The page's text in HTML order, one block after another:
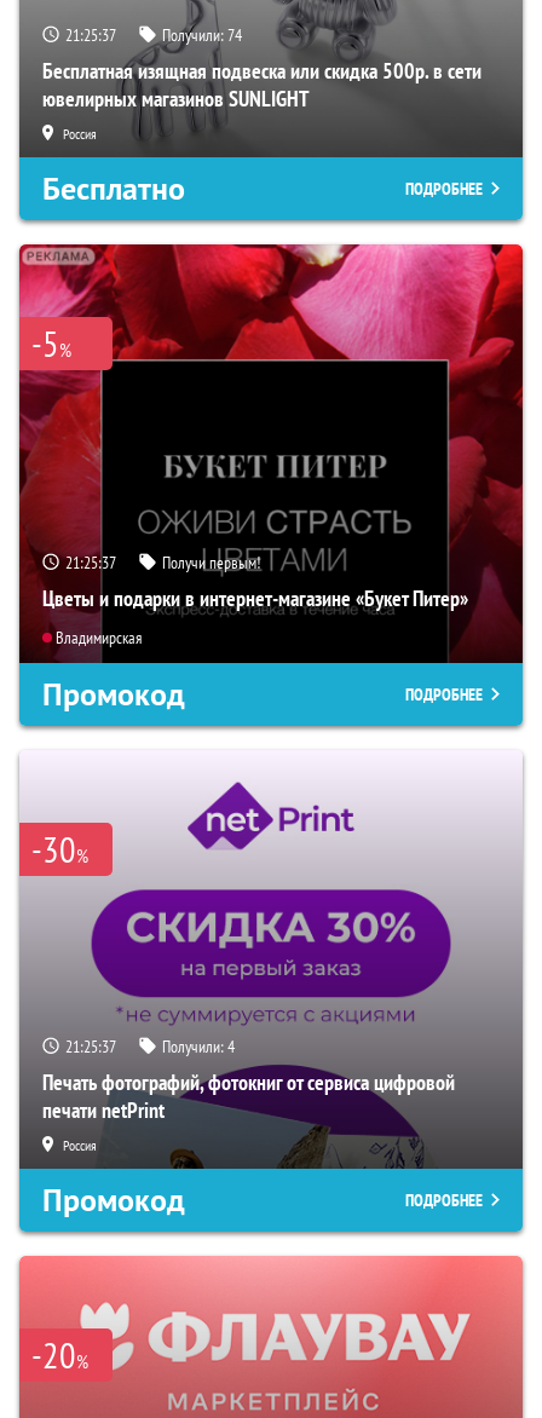
21:25:36 Получили:74
Бесплатная изящная подвеска или скидка 500р. в сети
ювелирных магазинов SUNLIGHT
Россия
Бесплатно ПОДРОБНЕЕ
-5%
21:25:36 Получи первым!
Цветы и подарки в интернет-магазине «Букет Питер»
Владимирская
Промокод ПОДРОБНЕЕ
-30%
21:25:36 Получили:4
Печать фотографий, фотокниг от сервиса цифровой
печати netPrint
Россия
Промокод ПОДРОБНЕЕ
-20%